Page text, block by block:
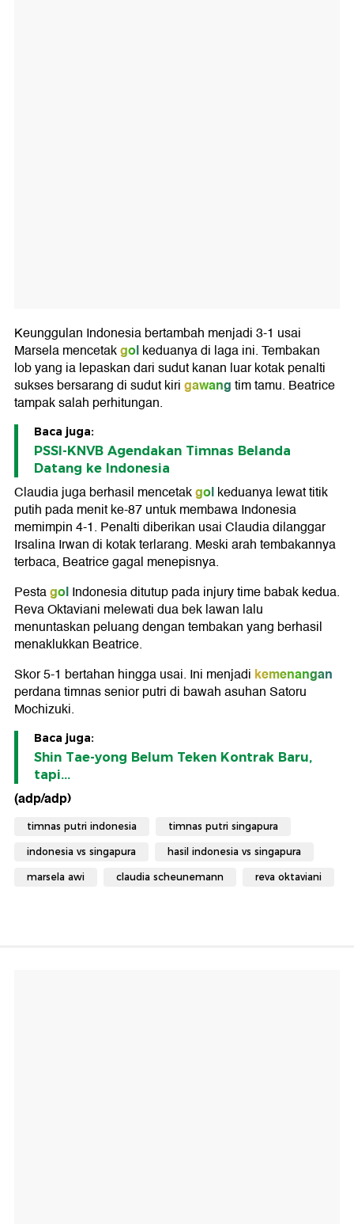
Keunggulan Indonesia bertambah menjadi 3-1 usai
Marsela mencetakgolkeduanya di laga ini. Tembakan
lob yang ia lepaskan dari sudut kanan luar kotak penalti
sukses bersarang di sudut kirigawangtim tamu. Beatrice
tampak salah perhitungan.
Baca juga:
PSSI-KNVB Agendakan Timnas Belanda
Datang ke Indonesia
Claudia juga berhasil mencetakgolkeduanya lewat titik
putih pada menit ke-87 untuk membawa Indonesia
memimpin 4-1. Penalti diberikan usai Claudia dilanggar
Irsalina Irwan di kotak terlarang. Meski arah tembakannya
terbaca, Beatrice gagal menepisnya.
PestagolIndonesia ditutup pada injury time babak kedua.
Reva Oktaviani melewati dua bek lawan lalu
menuntaskan peluang dengan tembakan yang berhasil
menaklukkan Beatrice.
Skor 5-1 bertahan hingga usai. Ini menjadi kemenangan
perdana timnas senior putri di bawah asuhan Satoru
Mochizuki.
Baca juga:
Shin Tae-yong Belum Teken Kontrak Baru,
tapi...
(adp/adp)
timnas putri indonesia timnas putri singapura
indonesia vs singapura hasil indonesia vs singapura
marsela awi claudia scheunemann reva oktaviani